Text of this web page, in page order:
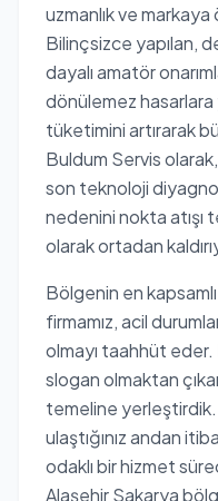
uzmanlık ve
Bilinçsizce yapılan,
dayalı amatör
dönülemez
tüketimini artırarak
Buldum Servis
son teknoloji
nedenini nokta atışı
olarak ortadan
Bölgenin en
firmamız, acil
olmayı taahhüt
slogan olmaktan
temeline yerleştirdik.
ulaştığınız andan
odaklı bir hizmet
Alaşehir Sakarya